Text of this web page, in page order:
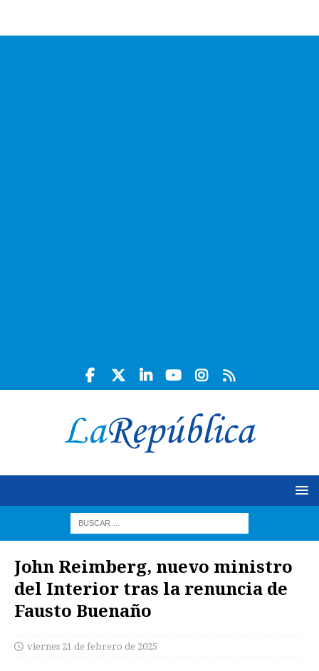
John Reimberg, nuevo ministro
del Interior tras la renuncia de
Fausto Buenaño
viernes 21 de febrero de 2025